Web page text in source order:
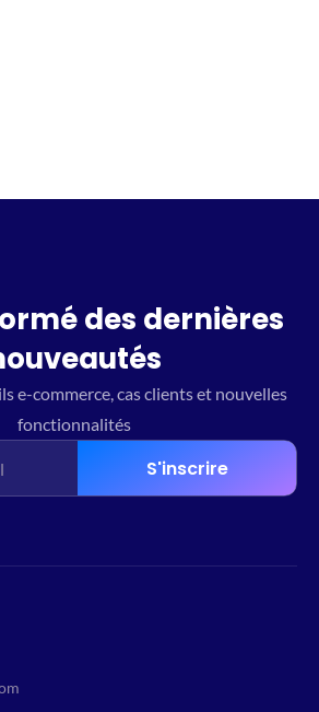
des dernières
e-commerce, cas clients et nouvelles
fonctionnalités
S'inscrire